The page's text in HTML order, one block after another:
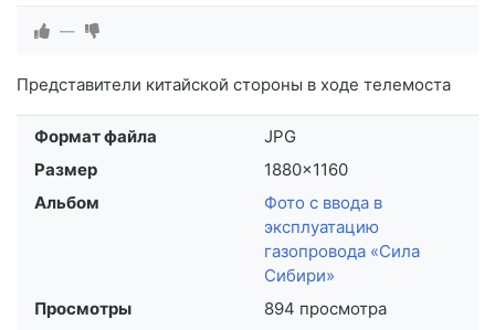
—
Представители китайской стороны в ходе телемоста
Формат файла
JPG
Размер
1880×1160
Альбом
Фото с ввода в
эксплуатацию
газопровода «Сила
Сибири»
Просмотры
894 просмотра